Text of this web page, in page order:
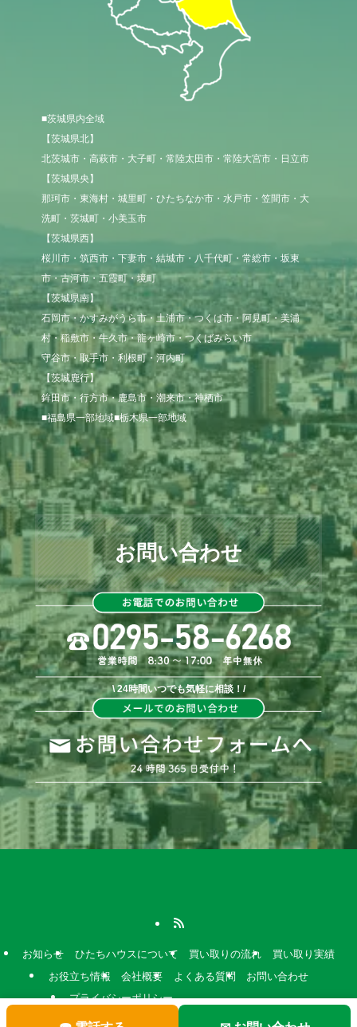
■茨城県内全域
【茨城県北】
北茨城市・高萩市・大子町・常陸太田市・常陸大宮市・日立市
【茨城県央】
那珂市・東海村・城里町・ひたちなか市・水戸市・笠間市・大
洗町・茨城町・小美玉市
【茨城県西】
桜川市・筑西市・下妻市・結城市・八千代町・常総市・坂東
市・古河市・五霞町・境町
【茨城県南】
石岡市・かすみがうら市・土浦市・つくば市・阿見町・美浦
村・稲敷市・牛久市・龍ヶ崎市・つくばみらい市
守谷市・取手市・利根町・河内町
【茨城鹿行】
鉾田市・行方市・鹿島市・潮来市・神栖市
■福島県一部地域■栃木県一部地域
お問い合わせ
\ 24時間いつでも気軽に相談！/
お知らせ ひたちハウスについて 買い取りの流れ
買い取り実績
お役立ち情報
会社概要 よくある質問
お問い合わせ
プライバシーポリシー
特定商取引法上の表記